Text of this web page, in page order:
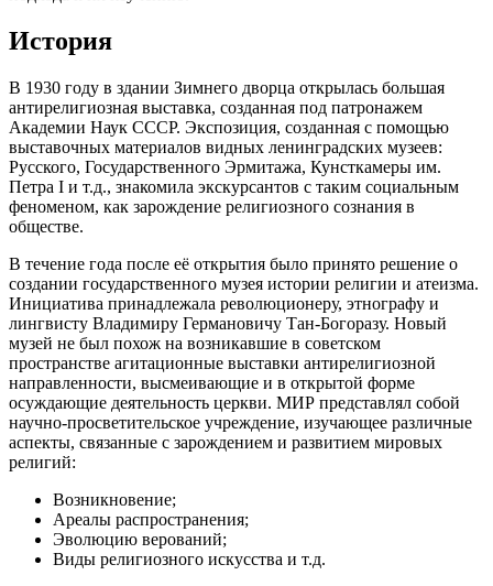
История
В 1930 году в здании Зимнего дворца открылась большая
антирелигиозная выставка, созданная под патронажем
Академии Наук СССР. Экспозиция, созданная с помощью
выставочных материалов видных ленинградских музеев:
Русского, Государственного Эрмитажа, Кунсткамеры им.
Петра I и т.д., знакомила экскурсантов с таким социальным
феноменом, как зарождение религиозного сознания в
обществе.
В течение года после её открытия было принято решение о
создании государственного музея истории религии и атеизма.
Инициатива принадлежала революционеру, этнографу и
лингвисту Владимиру Германовичу Тан-Богоразу. Новый
музей не был похож на возникавшие в советском
пространстве агитационные выставки антирелигиозной
направленности, высмеивающие и в открытой форме
осуждающие деятельность церкви. МИР представлял собой
научно-просветительское учреждение, изучающее различные
аспекты, связанные с зарождением и развитием мировых
религий:
Возникновение;
Ареалы распространения;
Эволюцию верований;
Виды религиозного искусства и т.д.